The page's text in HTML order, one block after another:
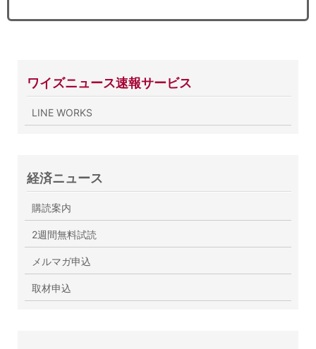
ワイズニュース速報サービス
LINE WORKS
経済ニュース
購読案内
2週間無料試読
メルマガ申込
取材申込